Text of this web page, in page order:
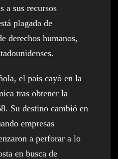
a sus recursos
plagada de
derechos humanos,
el país cayó en la
tras obtener la
Su destino cambió en
empresas
a perforar a lo
en busca de